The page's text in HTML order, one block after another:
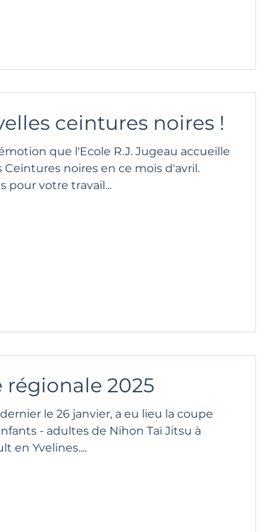
ceintures noires !
que l'Ecole R.J. Jugeau accueille
Ceintures noires en ce mois d'avril.
pour votre travail...
régionale 2025
le 26 janvier, a eu lieu la coupe
- adultes de Nihon Taï Jitsu à
en Yvelines....